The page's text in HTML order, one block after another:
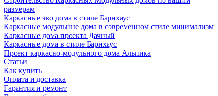
размерам
Каркасные эко-дома в стиле Барнхаус
Каркасные модульные дома в современном стиле минимализм
Каркасные дома проекта Дачный
Каркасные дома в стиле Барнхаус
Проект каркасно-модульного дома Альпика
Статьи
Как купить
Оплата и доставка
Гарантия и ремонт